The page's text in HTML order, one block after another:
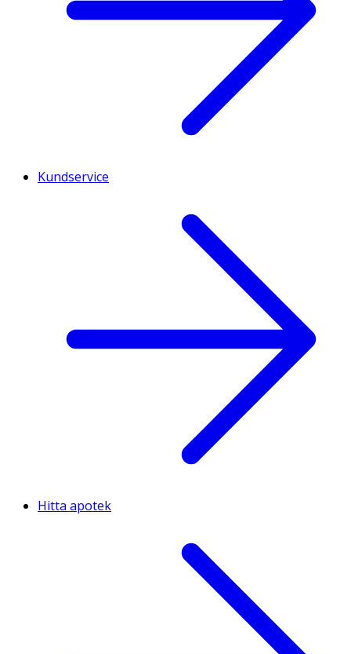
Kundservice
Hitta apotek